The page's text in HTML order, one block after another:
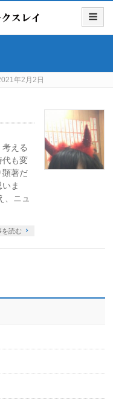
年2月2日
える
代も変
顕著だ
ま
、ニュ
を読む